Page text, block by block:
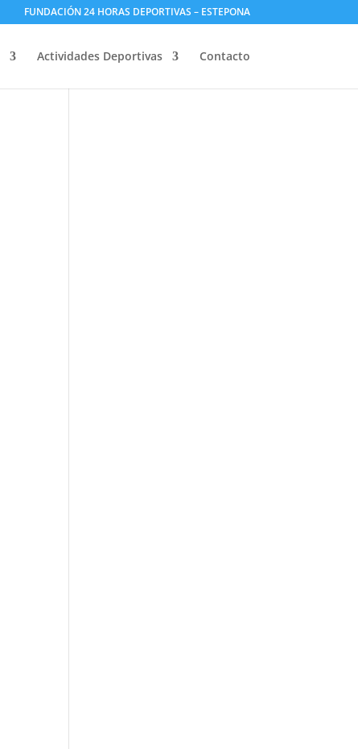
FUNDACIÓN 24 HORAS DEPORTIVAS – ESTEPONA
Actividades Deportivas Contacto